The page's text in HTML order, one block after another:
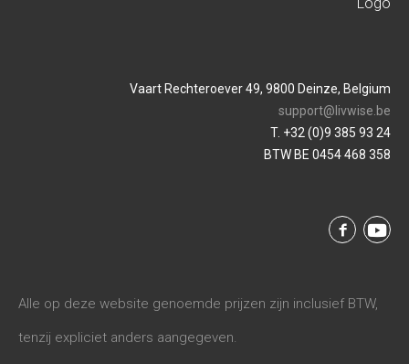
Vaart Rechteroever 49, 9800 Deinze, Belgium
support@livwise.be
T. +32 (0)9 385 93 24
BTW BE 0454 468 358
Alle op deze website genoemde prijzen zijn inclusief BTW,
tenzij expliciet anders aangegeven.